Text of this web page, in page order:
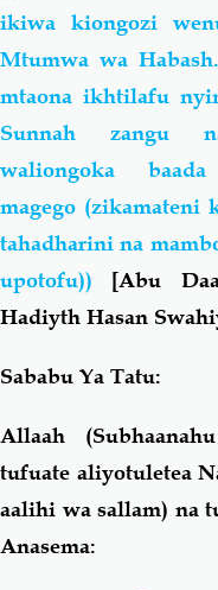
ikiwa kiongozi
Mtumwa wa
mtaona ikhtilafu
Sunnah zangu
waliongoka
magego (zikamateni
tahadharini na
upotofu)) [Abu
Hadiyth Hasan
Sababu Ya Tatu:
Allaah
tufuate aliyotuletea
aalihi wa sallam) na
Anasema: